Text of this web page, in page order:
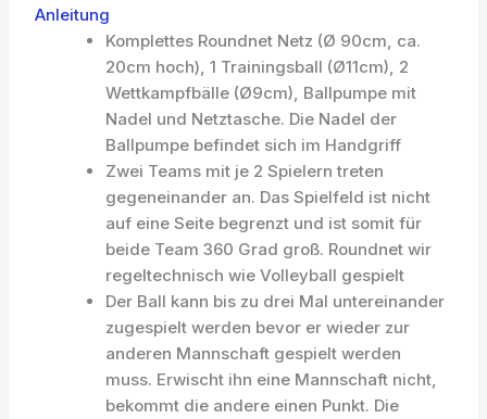
Anleitung
Komplettes Roundnet Netz (Ø 90cm, ca.
20cm hoch), 1 Trainingsball (Ø11cm), 2
Wettkampfbälle (Ø9cm), Ballpumpe mit
Nadel und Netztasche. Die Nadel der
Ballpumpe befindet sich im Handgriff
Zwei Teams mit je 2 Spielern treten
gegeneinander an. Das Spielfeld ist nicht
auf eine Seite begrenzt und ist somit für
beide Team 360 Grad groß. Roundnet wir
regeltechnisch wie Volleyball gespielt
Der Ball kann bis zu drei Mal untereinander
zugespielt werden bevor er wieder zur
anderen Mannschaft gespielt werden
muss. Erwischt ihn eine Mannschaft nicht,
bekommt die andere einen Punkt. Die